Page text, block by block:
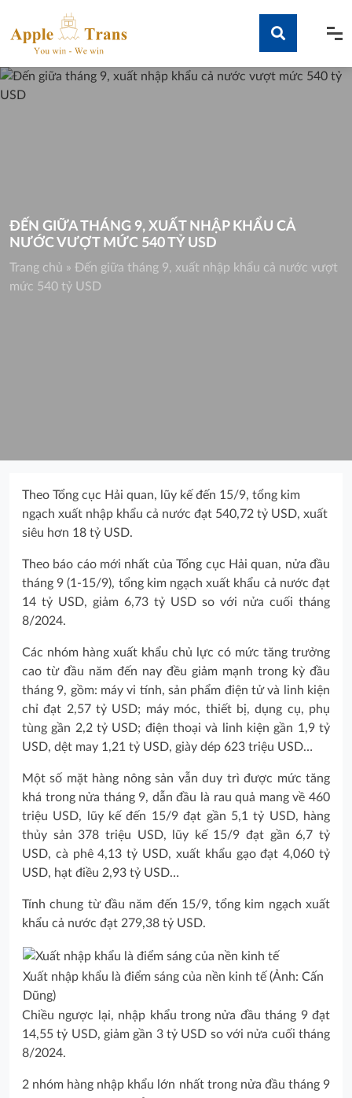
content
Tìm kiếm
ĐẾN GIỮA THÁNG 9, XUẤT NHẬP KHẨU CẢ
NƯỚC VƯỢT MỨC 540 TỶ USD
Trang chủ » Đến giữa tháng 9, xuất nhập khẩu cả nước vượt
mức 540 tỷ USD
Theo Tổng cục Hải quan, lũy kế đến 15/9, tổng kim
ngạch xuất nhập khẩu cả nước đạt 540,72 tỷ USD, xuất
siêu hơn 18 tỷ USD.
Theo báo cáo mới nhất của Tổng cục Hải quan, nửa đầu
tháng 9 (1-15/9), tổng kim ngạch xuất khẩu cả nước đạt
14 tỷ USD, giảm 6,73 tỷ USD so với nửa cuối tháng
8/2024.
Các nhóm hàng xuất khẩu chủ lực có mức tăng trưởng
cao từ đầu năm đến nay đều giảm mạnh trong kỳ đầu
tháng 9, gồm: máy vi tính, sản phẩm điện tử và linh kiện
chỉ đạt 2,57 tỷ USD; máy móc, thiết bị, dụng cụ, phụ
tùng gần 2,2 tỷ USD; điện thoại và linh kiện gần 1,9 tỷ
USD, dệt may 1,21 tỷ USD, giày dép 623 triệu USD…
Một số mặt hàng nông sản vẫn duy trì được mức tăng
khá trong nửa tháng 9, dẫn đầu là rau quả mang về 460
triệu USD, lũy kế đến 15/9 đạt gần 5,1 tỷ USD, hàng
thủy sản 378 triệu USD, lũy kế 15/9 đạt gần 6,7 tỷ
USD, cà phê 4,13 tỷ USD, xuất khẩu gạo đạt 4,060 tỷ
USD, hạt điều 2,93 tỷ USD…
Tính chung từ đầu năm đến 15/9, tổng kim ngạch xuất
khẩu cả nước đạt 279,38 tỷ USD.
Xuất nhập khẩu là điểm sáng của nền kinh tế (Ảnh: Cấn
Dũng)
Chiều ngược lại, nhập khẩu trong nửa đầu tháng 9 đạt
14,55 tỷ USD, giảm gần 3 tỷ USD so với nửa cuối tháng
8/2024.
2 nhóm hàng nhập khẩu lớn nhất trong nửa đầu tháng 9